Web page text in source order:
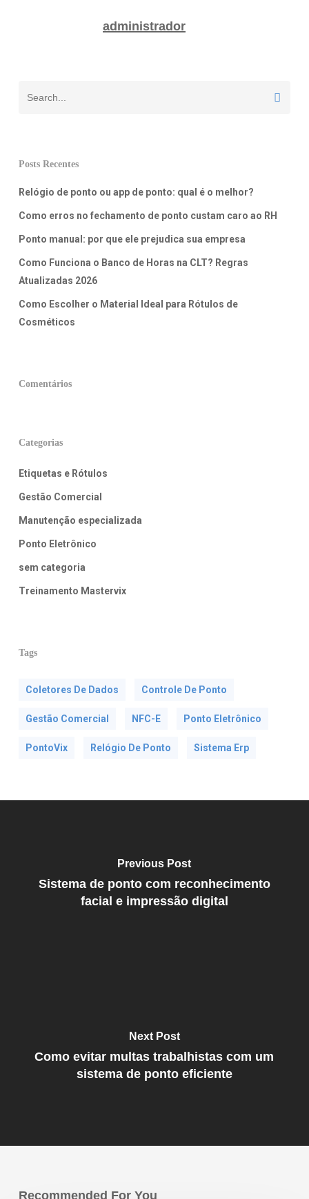
administrador
Posts Recentes
Relógio de ponto ou app de ponto: qual é o melhor?
Como erros no fechamento de ponto custam caro ao RH
Ponto manual: por que ele prejudica sua empresa
Como Funciona o Banco de Horas na CLT? Regras
Atualizadas 2026
Como Escolher o Material Ideal para Rótulos de
Cosméticos
Comentários
Categorias
Etiquetas e Rótulos
Gestão Comercial
Manutenção especializada
Ponto Eletrônico
sem categoria
Treinamento Mastervix
Tags
Coletores De Dados Controle De Ponto
Gestão Comercial NFC-E Ponto Eletrônico
PontoVix Relógio De Ponto Sistema Erp
Previous Post
Sistema de ponto com reconhecimento
facial e impressão digital
Next Post
Como evitar multas trabalhistas com um
sistema de ponto eficiente
Recommended For You